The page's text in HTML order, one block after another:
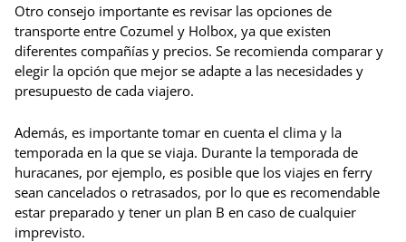
Otro consejo importante es revisar las opciones de
transporte entre Cozumel y Holbox, ya que existen
diferentes compañías y precios. Se recomienda comparar y
elegir la opción que mejor se adapte a las necesidades y
presupuesto de cada viajero.
Además, es importante tomar en cuenta el clima y la
temporada en la que se viaja. Durante la temporada de
huracanes, por ejemplo, es posible que los viajes en ferry
sean cancelados o retrasados, por lo que es recomendable
estar preparado y tener un plan B en caso de cualquier
imprevisto.